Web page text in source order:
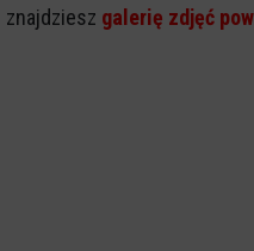
znajdziesz galerię zdjęć